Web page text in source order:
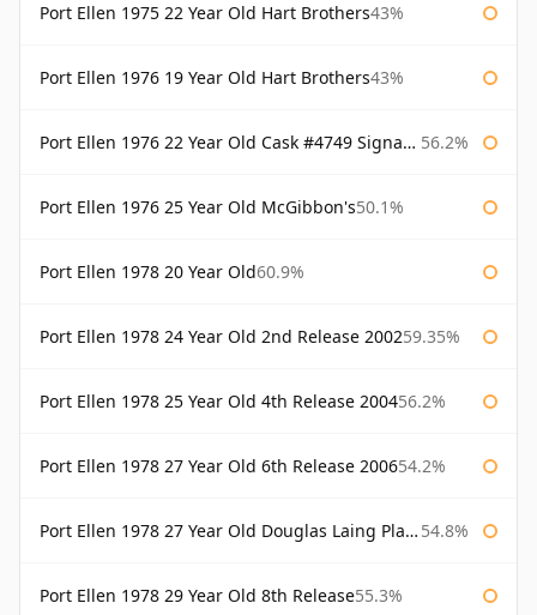
Port Ellen 1975 22 Year Old Hart Brothers43%
Port Ellen 1976 19 Year Old Hart Brothers43%
Port Ellen 1976 22 Year Old Cask #4749 Signatory 56.2%
Port Ellen 1976 25 Year Old McGibbon's50.1%
Port Ellen 1978 20 Year Old60.9%
Port Ellen 1978 24 Year Old 2nd Release 200259.35%
Port Ellen 1978 25 Year Old 4th Release 200456.2%
Port Ellen 1978 27 Year Old 6th Release 200654.2%
Port Ellen 1978 27 Year Old Douglas Laing Platinum Selection 54.8%
Port Ellen 1978 29 Year Old 8th Release55.3%